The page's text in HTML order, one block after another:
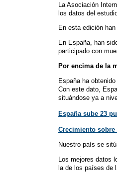
La Asociación
los datos del
En esta edición
En España, han
participado con
Por encima de la
España ha
Con este dato,
situándose ya a
España sube 23
Crecimiento sobre
Nuestro país se
Los mejores datos
la de los países de